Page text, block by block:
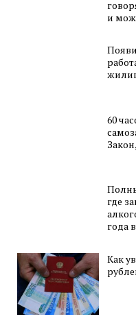
и
60
где
года
Как